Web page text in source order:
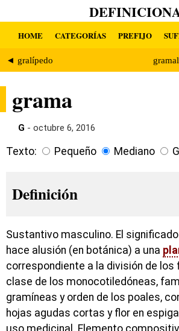
HOME CATEGORÍAS PREFIJO
◄ gralípedo
grama
G - octubre 6, 2016
Texto: Pequeño Mediano
Definición
Sustantivo masculino. El
hace alusión (en botánica) a una
correspondiente a la división de los
clase de los monocotiledóneas,
gramíneas y orden de los poales,
hojas agudas cortas y flor en